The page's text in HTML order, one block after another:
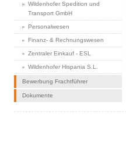
Wildenhofer Spedition und
Transport GmbH
Personalwesen
Finanz- & Rechnungswesen
Zentraler Einkauf - ESL
Wildenhofer Hispania S.L.
Bewerbung Frachtführer
Dokumente